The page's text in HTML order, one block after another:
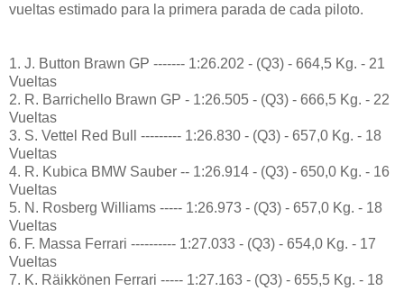
vueltas estimado para la primera parada de cada piloto.
1. J. Button Brawn GP ------- 1:26.202 - (Q3) - 664,5 Kg. - 21
Vueltas
2. R. Barrichello Brawn GP - 1:26.505 - (Q3) - 666,5 Kg. - 22
Vueltas
3. S. Vettel Red Bull --------- 1:26.830 - (Q3) - 657,0 Kg. - 18
Vueltas
4. R. Kubica BMW Sauber -- 1:26.914 - (Q3) - 650,0 Kg. - 16
Vueltas
5. N. Rosberg Williams ----- 1:26.973 - (Q3) - 657,0 Kg. - 18
Vueltas
6. F. Massa Ferrari ---------- 1:27.033 - (Q3) - 654,0 Kg. - 17
Vueltas
7. K. Räikkönen Ferrari ----- 1:27.163 - (Q3) - 655,5 Kg. - 18